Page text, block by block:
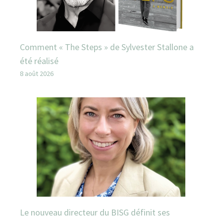
Comment « The Steps » de Sylvester Stallone a
été réalisé
8 août 2026
Le nouveau directeur du BISG définit ses